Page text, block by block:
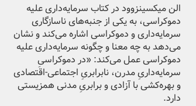
الن میکسینزوود در کتاب سرمایه‌داری علیه
دموکراسی، به یکی از جنبه‌های ناسازگاری
سرمایه‌داری و دموکراسی اشاره می‌کند و نشان
می‌دهد به چه معنا و چگونه سرمایه‌داری علیه
دموکراسی عمل می‌کند: «در دموکراسیِ
سرمایه‌داریِ مدرن، نابرابریِ اجتماعی-اقتصادی
و بهره‌کشی با آزادی و برابریِ مدنی همزیستی
دارد.